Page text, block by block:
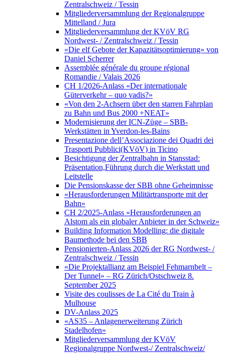
Zentralschweiz / Tessin
Mitgliederversammlung der Regionalgruppe
Mittelland / Jura
Mitgliederversammlung der KVöV RG
Nordwest- / Zentralschweiz / Tessin
«Die elf Gebote der Kapazitätsoptimierung» von
Daniel Scherrer
Assemblée générale du groupe régional
Romandie / Valais 2026
CH 1/2026-Anlass «Der internationale
Güterverkehr – quo vadis?»
«Von den 2-Achsern über den starren Fahrplan
zu Bahn und Bus 2000 +NEAT»
Modernisierung der ICN-Züge – SBB-
Werkstätten in Yverdon-les-Bains
Presentazione dell’Associazione dei Quadri dei
Trasporti Pubblici(KVöV) in Ticino
Besichtigung der Zentralbahn in Stansstad:
Präsentation,Führung durch die Werkstatt und
Leitstelle
Die Pensionskasse der SBB ohne Geheimnisse
«Herausforderungen Militärtransporte mit der
Bahn»
CH 2/2025-Anlass «Herausforderungen an
Alstom als ein globaler Anbieter in der Schweiz»
Building Information Modelling: die digitale
Baumethode bei den SBB
Pensionierten-Anlass 2026 der RG Nordwest- /
Zentralschweiz / Tessin
«Die Projektallianz am Beispiel Fehmarnbelt –
Der Tunnel» – RG Zürich/Ostschweiz 8.
September 2025
Visite des coulisses de La Cité du Train à
Mulhouse
DV-Anlass 2025
«AS35 – Anlagenerweiterung Zürich
Stadelhofen»
Mitgliederversammlung der KVöV
Regionalgruppe Nordwest-/ Zentralschweiz/